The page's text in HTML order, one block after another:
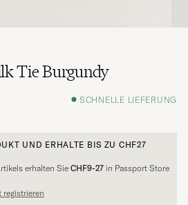
Tie Burgundy
SCHNELLE LIEFERUNG
UND ERHALTE BIS ZU CHF27
erhalten Sie CHF9-27 in Passport Store
registrieren